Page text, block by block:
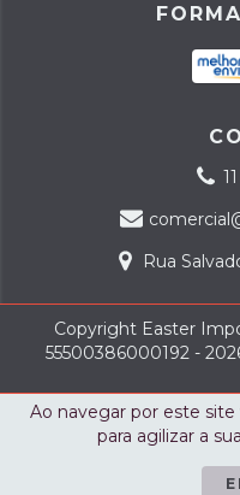
Ao navegar por este site
para agilizar a
Rua
Copyright Easter
55500386000192 -